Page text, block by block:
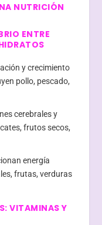
NUTRICIÓN
ENTRE
y crecimiento
pollo, pescado,
cerebrales y
frutos secos,
energía
frutas, verduras
VITAMINAS Y